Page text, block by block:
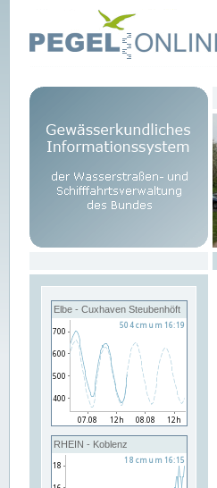
Elbe - Cuxhaven Steubenhöft
RHEIN - Koblenz